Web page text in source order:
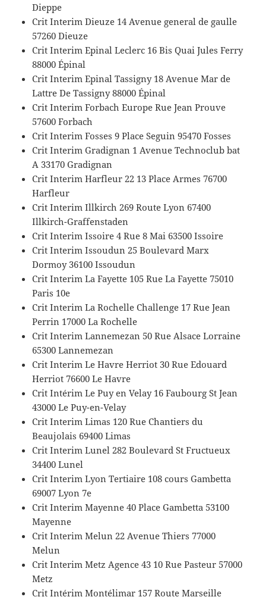
Dieppe
Crit Interim Dieuze 14 Avenue general de gaulle
57260 Dieuze
Crit Interim Epinal Leclerc 16 Bis Quai Jules Ferry
88000 Épinal
Crit Interim Epinal Tassigny 18 Avenue Mar de
Lattre De Tassigny 88000 Épinal
Crit Interim Forbach Europe Rue Jean Prouve
57600 Forbach
Crit Interim Fosses 9 Place Seguin 95470 Fosses
Crit Interim Gradignan 1 Avenue Technoclub bat
A 33170 Gradignan
Crit Interim Harfleur 22 13 Place Armes 76700
Harfleur
Crit Interim Illkirch 269 Route Lyon 67400
Illkirch-Graffenstaden
Crit Interim Issoire 4 Rue 8 Mai 63500 Issoire
Crit Interim Issoudun 25 Boulevard Marx
Dormoy 36100 Issoudun
Crit Interim La Fayette 105 Rue La Fayette 75010
Paris 10e
Crit Interim La Rochelle Challenge 17 Rue Jean
Perrin 17000 La Rochelle
Crit Interim Lannemezan 50 Rue Alsace Lorraine
65300 Lannemezan
Crit Interim Le Havre Herriot 30 Rue Edouard
Herriot 76600 Le Havre
Crit Intérim Le Puy en Velay 16 Faubourg St Jean
43000 Le Puy-en-Velay
Crit Interim Limas 120 Rue Chantiers du
Beaujolais 69400 Limas
Crit Interim Lunel 282 Boulevard St Fructueux
34400 Lunel
Crit Interim Lyon Tertiaire 108 cours Gambetta
69007 Lyon 7e
Crit Interim Mayenne 40 Place Gambetta 53100
Mayenne
Crit Interim Melun 22 Avenue Thiers 77000
Melun
Crit Interim Metz Agence 43 10 Rue Pasteur 57000
Metz
Crit Intérim Montélimar 157 Route Marseille